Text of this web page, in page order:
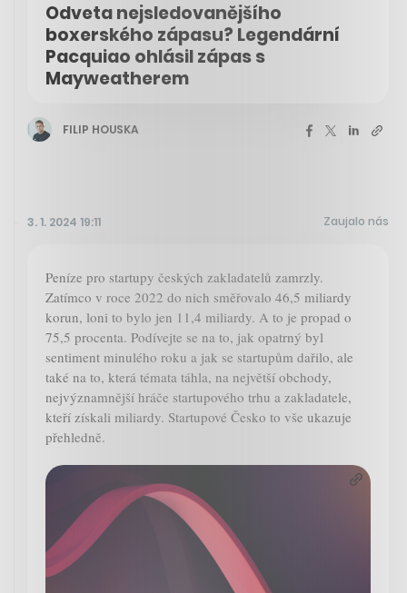
Odveta nejsledovanějšího
boxerského zápasu? Legendární
Pacquiao ohlásil zápas s
Mayweatherem
FILIP HOUSKA
3. 1. 2024 19:11 Zaujalo nás
Peníze pro startupy českých zakladatelů zamrzly.
Zatímco v roce 2022 do nich směřovalo 46,5 miliardy
korun, loni to bylo jen 11,4 miliardy. A to je propad o
75,5 procenta. Podívejte se na to, jak opatrný byl
sentiment minulého roku a jak se startupům dařilo, ale
také na to, která témata táhla, na největší obchody,
nejvýznamnější hráče startupového trhu a zakladatele,
kteří získali miliardy. Startupové Česko to vše ukazuje
přehledně.